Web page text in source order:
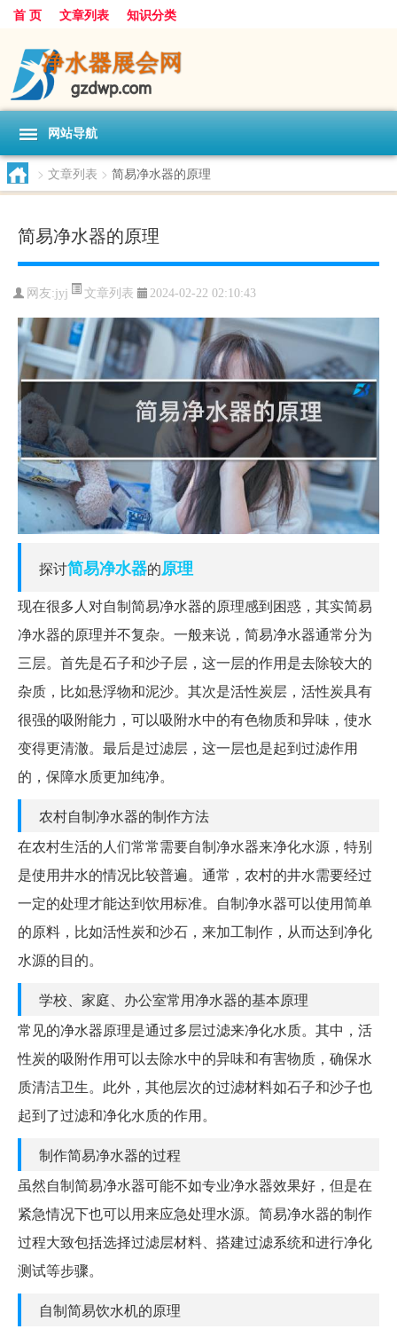
首 页 文章列表 知识分类
网站导航
> 文章列表 > 简易净水器的原理
简易净水器的原理
网友:jyj 文章列表 2024-02-22 02:10:43
探讨简易净水器的原理
现在很多人对自制简易净水器的原理感到困惑，其实简易
净水器的原理并不复杂。一般来说，简易净水器通常分为
三层。首先是石子和沙子层，这一层的作用是去除较大的
杂质，比如悬浮物和泥沙。其次是活性炭层，活性炭具有
很强的吸附能力，可以吸附水中的有色物质和异味，使水
变得更清澈。最后是过滤层，这一层也是起到过滤作用
的，保障水质更加纯净。
农村自制净水器的制作方法
在农村生活的人们常常需要自制净水器来净化水源，特别
是使用井水的情况比较普遍。通常，农村的井水需要经过
一定的处理才能达到饮用标准。自制净水器可以使用简单
的原料，比如活性炭和沙石，来加工制作，从而达到净化
水源的目的。
学校、家庭、办公室常用净水器的基本原理
常见的净水器原理是通过多层过滤来净化水质。其中，活
性炭的吸附作用可以去除水中的异味和有害物质，确保水
质清洁卫生。此外，其他层次的过滤材料如石子和沙子也
起到了过滤和净化水质的作用。
制作简易净水器的过程
虽然自制简易净水器可能不如专业净水器效果好，但是在
紧急情况下也可以用来应急处理水源。简易净水器的制作
过程大致包括选择过滤层材料、搭建过滤系统和进行净化
测试等步骤。
自制简易饮水机的原理